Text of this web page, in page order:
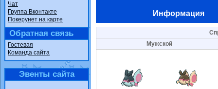
Чат
Группа Вконтакте
Покерунет на карте
Обратная связь
Гостевая
Команда сайта
Эвенты сайта
Информация
Мужской